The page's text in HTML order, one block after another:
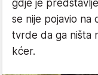
gdje je
se nije pojavio na
tvrde da ga ništa
kćer.